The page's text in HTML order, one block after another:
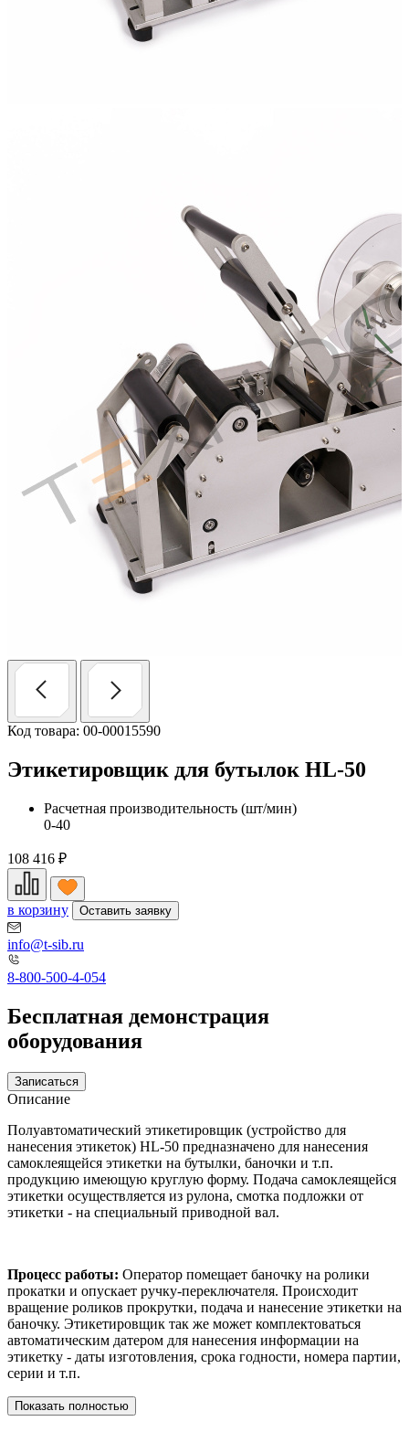
Код товара: 00-00015590
Этикетировщик для бутылок HL-50
Расчетная производительность (шт/мин)
0-40
108 416 ₽
в корзину Оставить заявку
info@t-sib.ru
8-800-500-4-054
Бесплатная демонстрация
оборудования
Записаться
Описание
Полуавтоматический этикетировщик (устройство для
нанесения этикеток) HL-50 предназначено для нанесения
самоклеящейся этикетки на бутылки, баночки и т.п.
продукцию имеющую круглую форму. Подача самоклеящейся
этикетки осуществляется из рулона, смотка подложки от
этикетки - на специальный приводной вал.
Процесс работы: Оператор помещает баночку на ролики
прокатки и опускает ручку-переключателя. Происходит
вращение роликов прокрутки, подача и нанесение этикетки на
баночку. Этикетировщик так же может комплектоваться
автоматическим датером для нанесения информации на
этикетку - даты изготовления, срока годности, номера партии,
серии и т.п.
Показать полностью